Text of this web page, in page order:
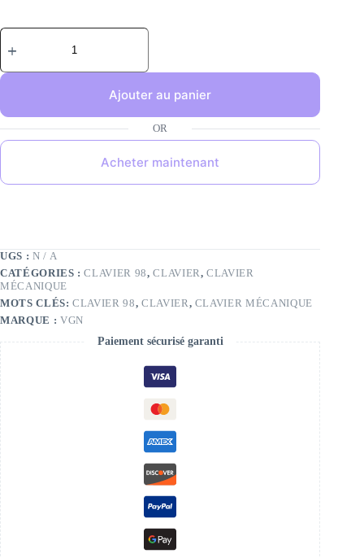
Ajouter au panier
Acheter maintenant
UGS : N / A
CATÉGORIES :CLAVIER 98,CLAVIER,CLAVIER
MÉCANIQUE
MOTS CLÉS:CLAVIER 98, CLAVIER, CLAVIER MÉCANIQUE
MARQUE : VGN
Paiement sécurisé garanti